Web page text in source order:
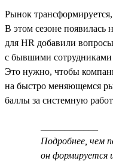
Рынок
В этом сезоне появилась
для HR добавили
с бывшими
Это нужно, чтобы
на быстро меняющемся
баллы за системную
Подробнее, чем
он формируется